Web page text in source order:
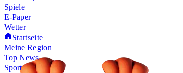
Spiele
E-Paper
Wetter
Startseite
Meine Region
Top News
Sport